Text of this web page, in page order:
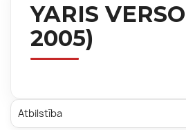
YARIS
2005)
Atbilstība